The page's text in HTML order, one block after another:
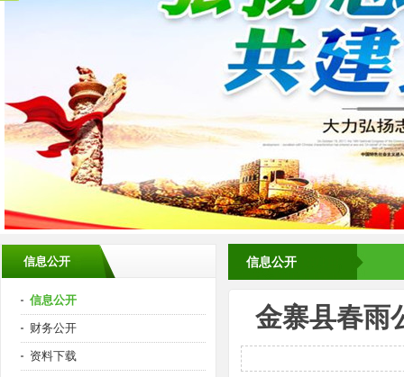
信息公开
信息公开
财务公开
资料下载
信息公开
金寨县春雨